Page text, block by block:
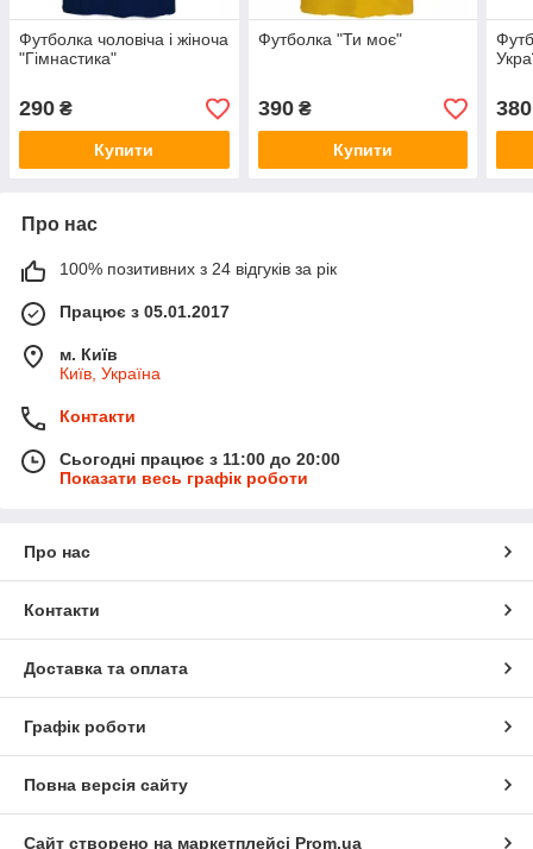
Футболка чоловіча і жіноча
"Гімнастика"
290 ₴
Купити
Футболка "Ти моє"
390₴
Купити
380
Про нас
100% позитивних з 24 відгуків за рік
Працює з 05.01.2017
м. Київ
Київ, Україна
Контакти
Сьогодні працює з 11:00 до 20:00
Показати весь графік роботи
Про нас
Контакти
Доставка та оплата
Графік роботи
Повна версія сайту
Сайт створено на маркетплейсі Prom.ua